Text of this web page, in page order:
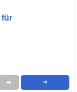
für
➦ ➜